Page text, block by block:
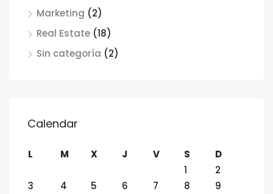
Marketing (2)
Real Estate (18)
Sin categoría (2)
Calendar
L M X J V S
D
1
2
3
4 5 6 7 8
9